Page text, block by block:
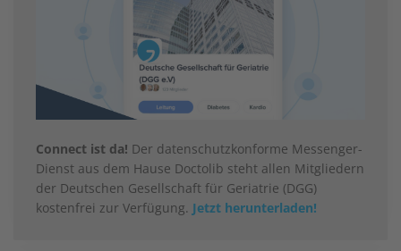
Connect ist da! Der datenschutzkonforme Messenger-
Dienst aus dem Hause Doctolib steht allen Mitgliedern
der Deutschen Gesellschaft für Geriatrie (DGG)
kostenfrei zur Verfügung. Jetzt herunterladen!